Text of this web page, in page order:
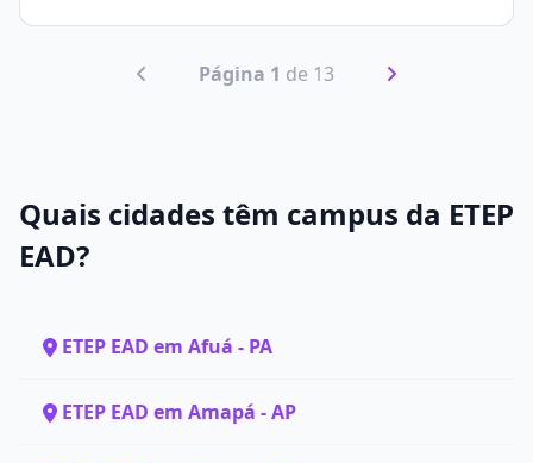
Página 1 de 13
Quais cidades têm campus da ETEP
EAD?
ETEP EAD em Afuá - PA
ETEP EAD em Amapá - AP